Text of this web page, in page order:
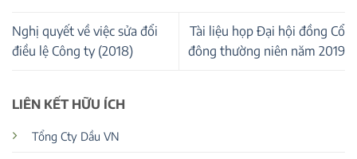
Nghị quyết về việc sửa đổi
điều lệ Công ty (2018)
Tài liệu họp Đại hội đồng Cổ
đông thường niên năm 2019
LIÊN KẾT HỮU ÍCH
Tổng Cty Dầu VN